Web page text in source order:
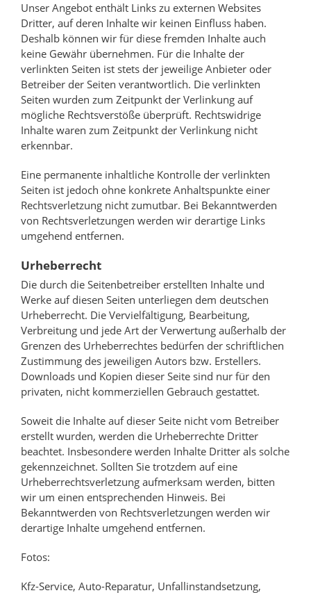
Unser Angebot enthält Links zu externen Websites
Dritter, auf deren Inhalte wir keinen Einfluss haben.
Deshalb können wir für diese fremden Inhalte auch
keine Gewähr übernehmen. Für die Inhalte der
verlinkten Seiten ist stets der jeweilige Anbieter oder
Betreiber der Seiten verantwortlich. Die verlinkten
Seiten wurden zum Zeitpunkt der Verlinkung auf
mögliche Rechtsverstöße überprüft. Rechtswidrige
Inhalte waren zum Zeitpunkt der Verlinkung nicht
erkennbar.
Eine permanente inhaltliche Kontrolle der verlinkten
Seiten ist jedoch ohne konkrete Anhaltspunkte einer
Rechtsverletzung nicht zumutbar. Bei Bekanntwerden
von Rechtsverletzungen werden wir derartige Links
umgehend entfernen.
Urheberrecht
Die durch die Seitenbetreiber erstellten Inhalte und
Werke auf diesen Seiten unterliegen dem deutschen
Urheberrecht. Die Vervielfältigung, Bearbeitung,
Verbreitung und jede Art der Verwertung außerhalb der
Grenzen des Urheberrechtes bedürfen der schriftlichen
Zustimmung des jeweiligen Autors bzw. Erstellers.
Downloads und Kopien dieser Seite sind nur für den
privaten, nicht kommerziellen Gebrauch gestattet.
Soweit die Inhalte auf dieser Seite nicht vom Betreiber
erstellt wurden, werden die Urheberrechte Dritter
beachtet. Insbesondere werden Inhalte Dritter als solche
gekennzeichnet. Sollten Sie trotzdem auf eine
Urheberrechtsverletzung aufmerksam werden, bitten
wir um einen entsprechenden Hinweis. Bei
Bekanntwerden von Rechtsverletzungen werden wir
derartige Inhalte umgehend entfernen.
Fotos:
Kfz-Service, Auto-Reparatur, Unfallinstandsetzung,